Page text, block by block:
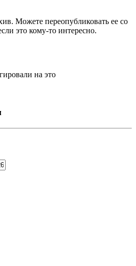
Можете переопубликовать ее со
это кому-то интересно.
на это